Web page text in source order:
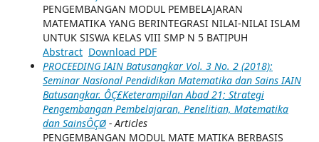
PENGEMBANGAN MODUL PEMBELAJARAN
MATEMATIKA YANG BERINTEGRASI NILAI-NILAI ISLAM
UNTUK SISWA KELAS VIII SMP N 5 BATIPUH
Abstract Download PDF
PROCEEDING IAIN Batusangkar Vol. 3 No. 2 (2018):
Seminar Nasional Pendidikan Matematika dan Sains IAIN
Batusangkar. ÔÇ£Keterampilan Abad 21; Strategi
Pengembangan Pembelajaran, Penelitian, Matematika
dan SainsÔÇØ - Articles
PENGEMBANGAN MODUL MATE MATIKA BERBASIS